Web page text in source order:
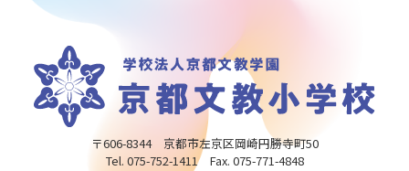
〒606-8344 京都市左京区岡崎円勝寺町50
Tel. 075-752-1411 Fax. 075-771-4848